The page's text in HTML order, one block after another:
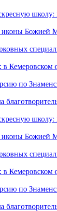
школу:
Божией
Кемеровском
по
школу:
Божией
Кемеровском
по